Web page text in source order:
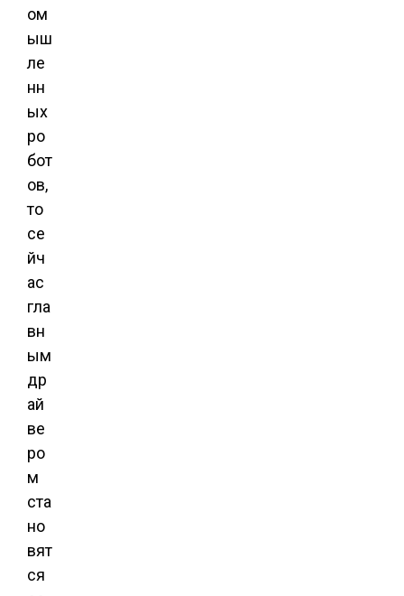
ом
ыш
ле
нн
ых
ро
бот
ов,
то
се
йч
ас
гла
вн
ым
др
ай
ве
ро
м
ста
но
вят
ся